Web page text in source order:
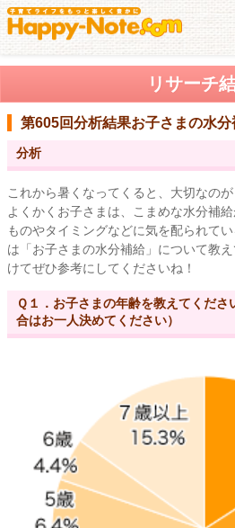
リサーチ
第605回分析結果お子さまの水
分析
これから暑くなってくると、大切なの
よくかくお子さまは、こまめな水分補
ものやタイミングなどに気を配られて
は「お子さまの水分補給」について教
けてぜひ参考にしてくださいね！
Ｑ１．お子さまの年齢を教えてくだ
合はお一人決めてください）